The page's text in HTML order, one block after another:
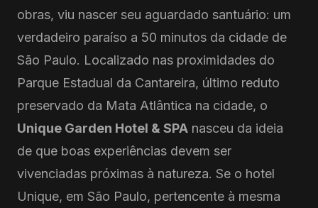
obras, viu nascer seu aguardado santuário: um
verdadeiro paraíso a 50 minutos da cidade de
São Paulo. Localizado nas proximidades do
Parque Estadual da Cantareira, último reduto
preservado da Mata Atlântica na cidade, o
Unique Garden Hotel & SPA nasceu da ideia
de que boas experiências devem ser
vivenciadas próximas à natureza. Se o hotel
Unique, em São Paulo, pertencente à mesma